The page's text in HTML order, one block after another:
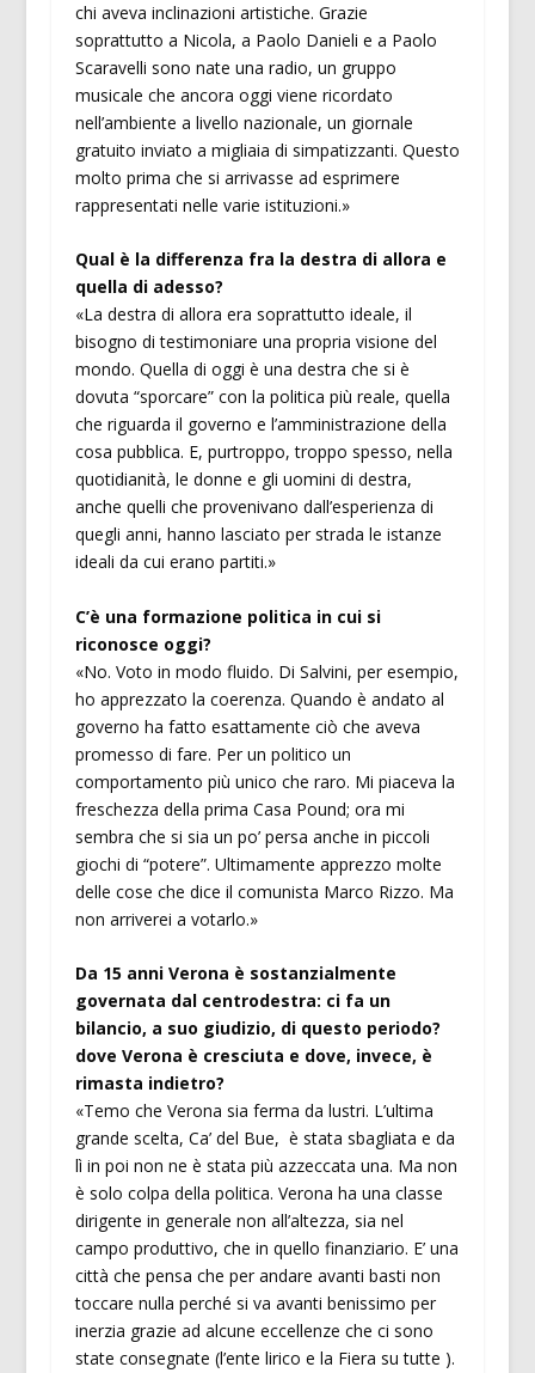
chi aveva inclinazioni artistiche. Grazie
soprattutto a Nicola, a Paolo Danieli e a Paolo
Scaravelli sono nate una radio, un gruppo
musicale che ancora oggi viene ricordato
nell’ambiente a livello nazionale, un giornale
gratuito inviato a migliaia di simpatizzanti. Questo
molto prima che si arrivasse ad esprimere
rappresentati nelle varie istituzioni.»
Qual è la differenza fra la destra di allora e
quella di adesso?
«La destra di allora era soprattutto ideale, il
bisogno di testimoniare una propria visione del
mondo. Quella di oggi è una destra che si è
dovuta “sporcare” con la politica più reale, quella
che riguarda il governo e l’amministrazione della
cosa pubblica. E, purtroppo, troppo spesso, nella
quotidianità, le donne e gli uomini di destra,
anche quelli che provenivano dall’esperienza di
quegli anni, hanno lasciato per strada le istanze
ideali da cui erano partiti.»
C’è una formazione politica in cui si
riconosce oggi?
«No. Voto in modo fluido. Di Salvini, per esempio,
ho apprezzato la coerenza. Quando è andato al
governo ha fatto esattamente ciò che aveva
promesso di fare. Per un politico un
comportamento più unico che raro. Mi piaceva la
freschezza della prima Casa Pound; ora mi
sembra che si sia un po’ persa anche in piccoli
giochi di “potere”. Ultimamente apprezzo molte
delle cose che dice il comunista Marco Rizzo. Ma
non arriverei a votarlo.»
Da 15 anni Verona è sostanzialmente
governata dal centrodestra: ci fa un
bilancio, a suo giudizio, di questo periodo?
dove Verona è cresciuta e dove, invece, è
rimasta indietro?
«Temo che Verona sia ferma da lustri. L’ultima
grande scelta, Ca’ del Bue, è stata sbagliata e da
lì in poi non ne è stata più azzeccata una. Ma non
è solo colpa della politica. Verona ha una classe
dirigente in generale non all’altezza, sia nel
campo produttivo, che in quello finanziario. E’ una
città che pensa che per andare avanti basti non
toccare nulla perché si va avanti benissimo per
inerzia grazie ad alcune eccellenze che ci sono
state consegnate (l’ente lirico e la Fiera su tutte ).